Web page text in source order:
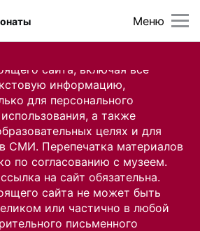
сайта, включая все
информацию,
для персонального
а также
целях и для
СМИ. Перепечатка материалов
по согласованию с музеем.
на сайт обязательна.
сайта не может быть
или частично в любой
письменного
Меню